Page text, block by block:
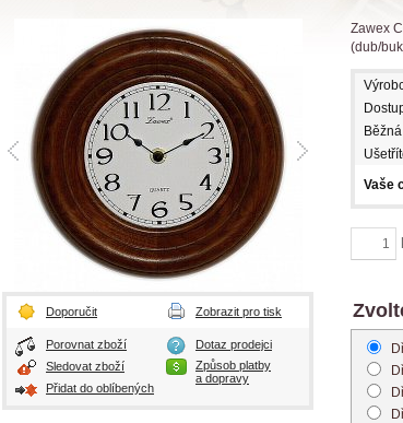
Doporučit Zobrazit pro tisk
Porovnat zboží
Sledovat zboží
Přidat do oblíbených
Dotaz prodejci
Způsob platby
a dopravy
Zawex
(dub/
Vaše